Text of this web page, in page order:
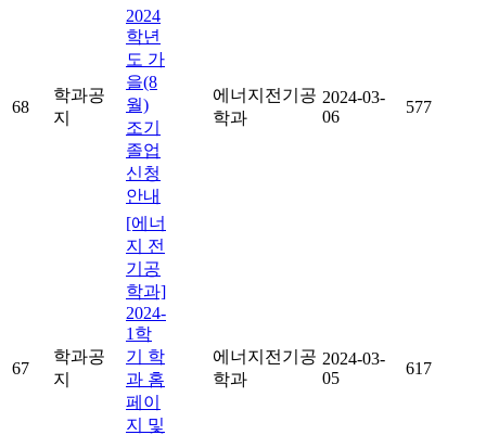
68
학과공
지
2024
학년
도 가
을(8
월)
조기
졸업
신청
안내
에너지전기공
학과
2024-03-
06
577
67
학과공
지
[에너
지 전
기공
학과]
2024-
1학
기 학
과 홈
페이
지 및
에너지전기공
학과
2024-03-
05
617